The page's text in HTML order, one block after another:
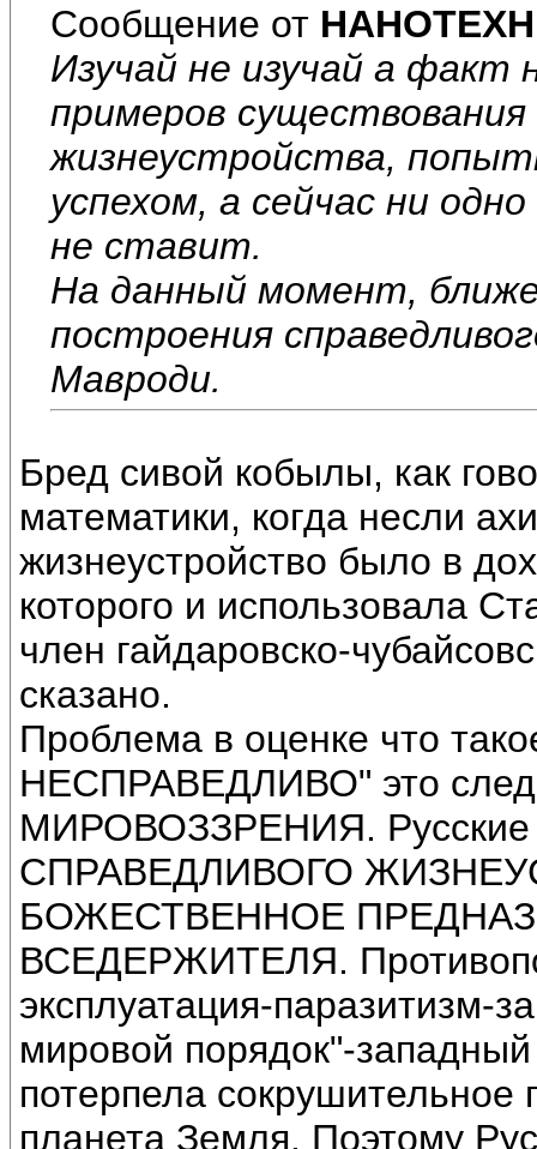
Сообщение от
Изучай не изучай а факт
примеров существования
жизнеустройства,
успехом, а сейчас ни
не ставит.
На данный момент, ближе
построения
Мавроди.
Бред сивой кобылы, как
математики, когда несли
жизнеустройство было в
которого и использовала
член гайдаровско-
сказано.
Проблема в оценке что
НЕСПРАВЕДЛИВО" это
МИРОВОЗЗРЕНИЯ.
СПРАВЕДЛИВОГО
БОЖЕСТВЕННОЕ
ВСЕДЕРЖИТЕЛЯ.
эксплуатация-паразитизм-
мировой порядок"-
потерпела
планета Земля. Поэтому